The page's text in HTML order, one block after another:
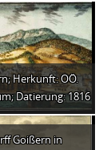
Herkunft: OÖ.
Datierung: 1816
Goißern in